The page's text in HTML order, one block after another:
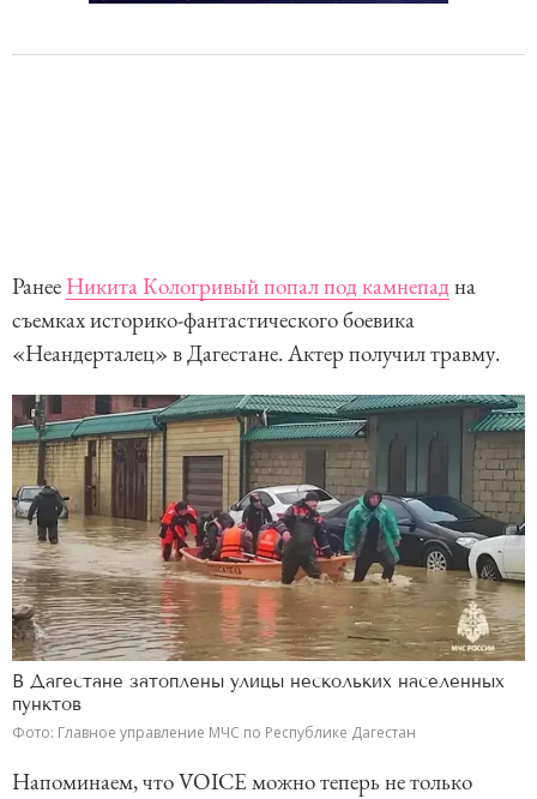
Ранее Никита Кологривый попал под камнепадна
съемках историко-фантастического боевика
«Неандерталец» в Дагестане. Актер получил травму.
В Дагестане затоплены улицы нескольких населенных
пунктов
Фото: Главное управление МЧС по Республике Дагестан
Напоминаем, что VOICE можно теперь не только